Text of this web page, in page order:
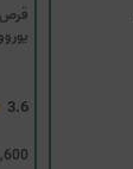
قرص
3.6